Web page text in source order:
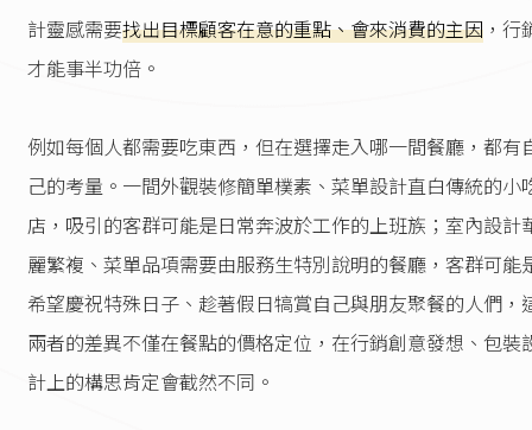
計靈感需要找出目標顧客在意的重點、會來消費的主因 ，行
才能事半功倍。
例如每個人都需要吃東西，但在選擇走入哪一間餐廳，都有
己的考量。一間外觀裝修簡單樸素、菜單設計直白傳統的小
店，吸引的客群可能是日常奔波於工作的上班族；室內設計
麗繁複、菜單品項需要由服務生特別說明的餐廳，客群可能
希望慶祝特殊日子、趁著假日犒賞自己與朋友聚餐的人們，
兩者的差異不僅在餐點的價格定位，在行銷創意發想、包裝
計上的構思肯定會截然不同。